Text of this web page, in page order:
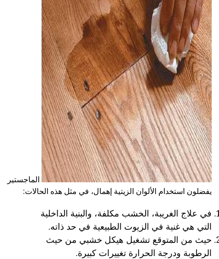
ad
الماجستير
يفضلون استخدام الألوان الزيتية إهمال، في مثل هذه الحالات:
في علاج الغريبة، الخشب مكلفة، والبنية الداخلية
التي هي غنية في الزيوت الطبيعية في حد ذاته.
حيث من المتوقع تشغيل هيكل خشبي من حيث
الرطوبة ودرجة الحرارة تغييرات كبيرة.